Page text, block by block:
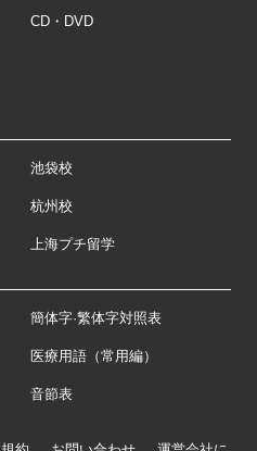
CD・DVD
池袋校
杭州校
上海プチ留学
簡体字·繁体字対照表
医療用語（常用編）
音節表